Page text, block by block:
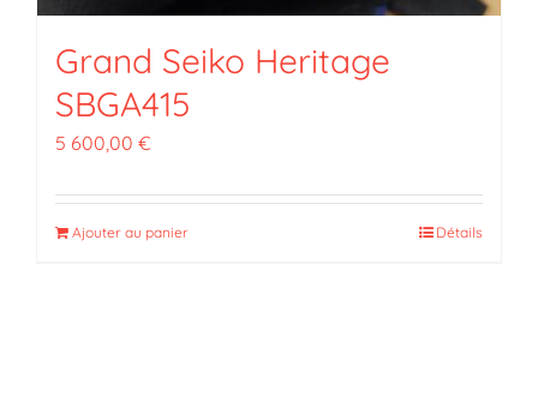
Grand Seiko Heritage
SBGA415
5 600,00 €
Ajouter au panier Détails